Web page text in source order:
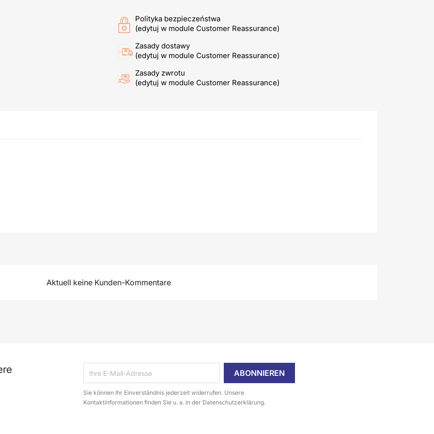
Polityka bezpieczeństwa
(edytuj w module Customer Reassurance)
Zasady dostawy
(edytuj w module Customer Reassurance)
Zasady zwrotu
(edytuj w module Customer Reassurance)
Aktuell keine Kunden-Kommentare
Sie können Ihr Einverständnis jederzeit widerrufen. Unsere
Kontaktinformationen finden Sie u. a. in der Datenschutzerklärung.